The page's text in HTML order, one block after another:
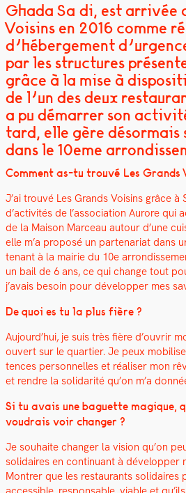
Ghada Saïdi, est arrivée
Voisins en 2016 comme
d’hébergement
par les structures
grâce à la mise à
de l’un des deux
a pu démarrer son
tard, elle gère désormais
dans le 10eme
Com­ment as-tu trou­vé Les Grands
J’ai trou­vé Les Grands Voisins grâce
d’activités de l’association Aurore qui
de la Mai­son Marceau autour d’une
elle m’a pro­posé un parte­nar­i­at dans
tenant à la mairie du 10e
un bail de 6 ans, ce qui change tout
j’avais besoin pour dévelop­per mes
De quoi es tu la plus fière ?
Aujourd’hui, je suis très fière d’ouvrir
ouvert sur le quarti­er. Je peux
tences per­son­nelles et réalis­er mon
et ren­dre la sol­i­dar­ité qu’on m’a
Si tu avais une baguette mag­ique,
voudrais voir chang­er ?
Je souhaite chang­er la vision qu’on
sol­idaires en con­tin­u­ant à dévelop­per
Mon­tr­er que les restau­rants sol­idaires